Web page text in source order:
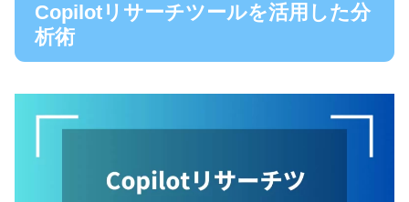
Copilotリサーチツールを活用した分
析術